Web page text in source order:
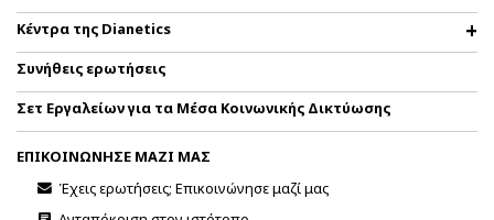
Κέντρα της Dianetics
Συνήθεις ερωτήσεις
Σετ Εργαλείων για τα Μέσα Κοινωνικής Δικτύωσης
ΕΠΙΚΟΙΝΩΝΗΣΕ ΜΑΖΙ ΜΑΣ
Έχεις ερωτήσεις; Επικοινώνησε μαζί μας